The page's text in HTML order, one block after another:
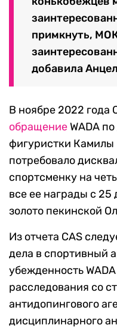
примкнуть,
добавила
В ноябре 2022 года
обращение WADA
фигуристки Камилы
потребовало
спортсменку на
все ее награды с 25
золото пекинской
Из отчета CAS
дела в спортивный
убежденность
расследования со
антидопингового
дисциплинарного